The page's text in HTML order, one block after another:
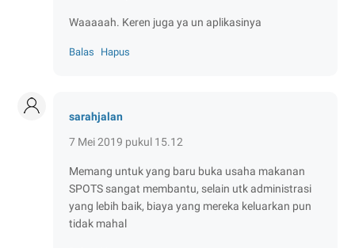
Waaaaah. Keren juga ya un aplikasinya
Balas Hapus
sarahjalan
7 Mei 2019 pukul 15.12
Memang untuk yang baru buka usaha makanan
SPOTS sangat membantu, selain utk administrasi
yang lebih baik, biaya yang mereka keluarkan pun
tidak mahal